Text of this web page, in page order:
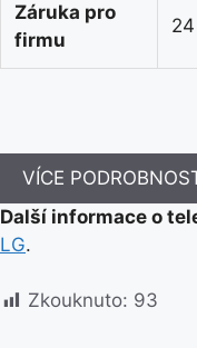
Záruka pro
firmu
VÍCE
Další informace o
LG.
Zkouknuto: 93